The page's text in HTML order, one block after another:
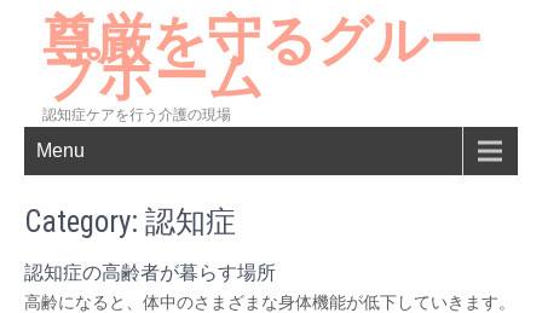
尊厳を守るグルー
プホーム
認知症ケアを行う介護の現場
Menu
Category: 認知症
認知症の高齢者が暮らす場所
高齢になると、体中のさまざまな身体機能が低下していきます。